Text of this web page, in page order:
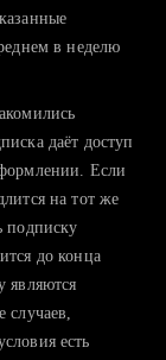
поднимаете
шансы
в неделю
даёт доступ
Если
на тот же
подписку
до конца
являются
случаев,
есть